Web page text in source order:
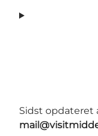
Sidst opdateret